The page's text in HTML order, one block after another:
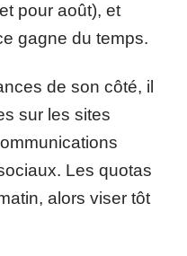
pour août), et
gagne du temps.
de son côté, il
sur les sites
Les quotas
alors viser tôt